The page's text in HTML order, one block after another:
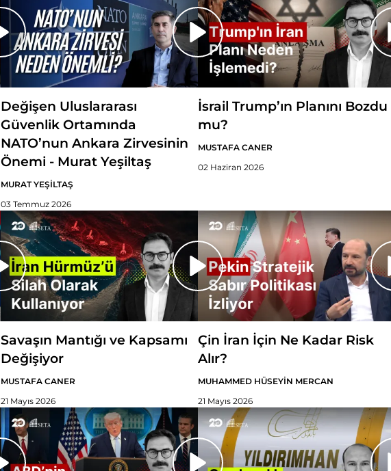
Değişen Uluslararası
Güvenlik Ortamında
NATO’nun Ankara Zirvesinin
Önemi - Murat Yeşiltaş
MURAT YEŞİLTAŞ
03 Temmuz 2026
İsrail Trump’ın Planını Bozdu
mu?
MUSTAFA CANER
02 Haziran 2026
Savaşın Mantığı ve Kapsamı
Değişiyor
MUSTAFA CANER
21 Mayıs 2026
Çin İran İçin Ne Kadar Risk
Alır?
MUHAMMED HÜSEYİN MERCAN
21 Mayıs 2026